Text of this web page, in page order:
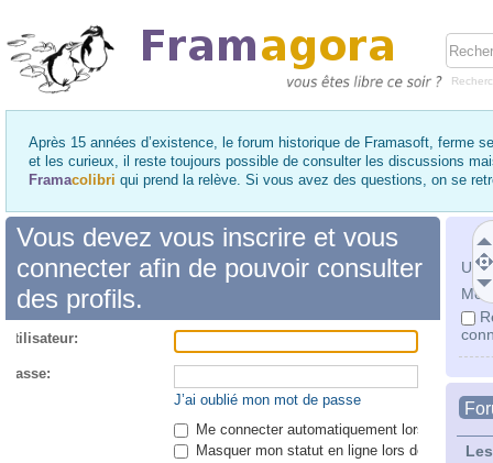
Après 15 années d’existence, le forum historique de Framasoft, ferme
et les curieux, il reste toujours possible de consulter les discussions
Framacolibri qui prend la relève. Si vous avez des questions, on se
Mot
Vous devez vous inscrire et vous
connecter afin de pouvoir consulter
des profils.
passe:
J’ai oublié mon mot de passe
Me connecter automatiquement lors de
Masquer mon statut en ligne lors de cette